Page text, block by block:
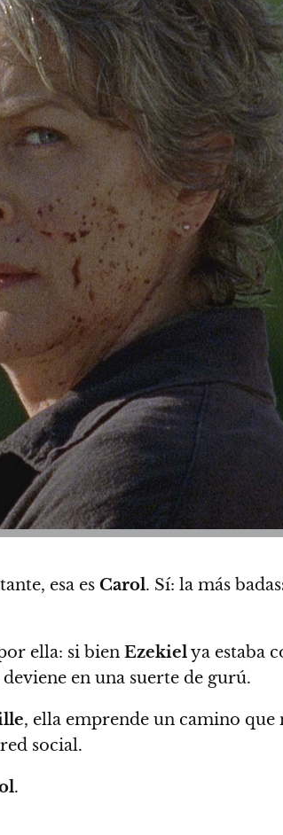
esa es Carol. Sí: la más
ella: si bien Ezekielya estaba
en una suerte de gurú.
, ella emprende un camino que
social.
.